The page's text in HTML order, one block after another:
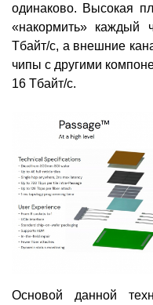
одинаково. Высокая
«накормить» каждый
Тбайт/с, а внешние
чипы с другими
16 Тбайт/с.
Основой данной